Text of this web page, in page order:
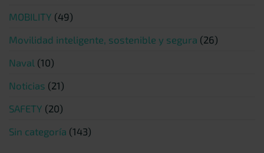
MOBILITY (49)
Movilidad inteligente, sostenible y segura (26)
Naval (10)
Noticias (21)
SAFETY (20)
Sin categoría (143)